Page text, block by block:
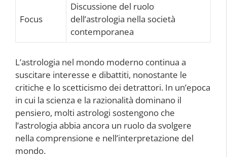
Focus
Discussione del ruolo
dell’astrologia nella società
contemporanea
L’astrologia nel mondo moderno continua a
suscitare interesse e dibattiti, nonostante le
critiche e lo scetticismo dei detrattori. In un’epoca
in cui la scienza e la razionalità dominano il
pensiero, molti astrologi sostengono che
l’astrologia abbia ancora un ruolo da svolgere
nella comprensione e nell’interpretazione del
mondo.